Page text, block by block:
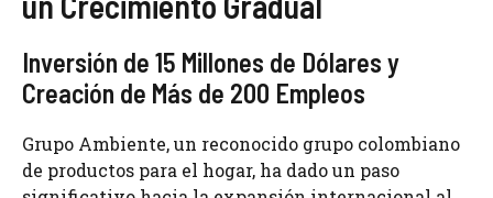
Inversión de 15 Millones de Dólares y
Creación de Más de 200 Empleos
Grupo Ambiente, un reconocido grupo colombiano
de productos para el hogar, ha dado un paso